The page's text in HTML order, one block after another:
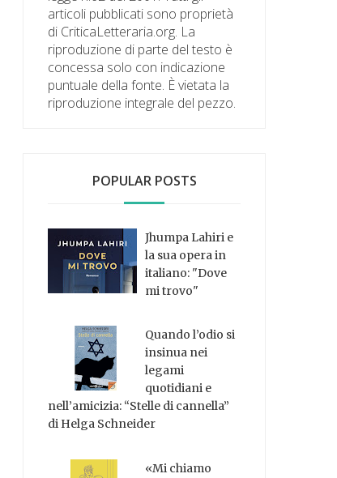
articoli pubblicati sono proprietà
di CriticaLetteraria.org. La
riproduzione di parte del testo è
concessa solo con indicazione
puntuale della fonte. È vietata la
riproduzione integrale del pezzo.
POPULAR POSTS
Jhumpa Lahiri e
la sua opera in
italiano: "Dove
mi trovo"
Quando l’odio si
insinua nei
legami
quotidiani e
nell’amicizia: “Stelle di cannella”
di Helga Schneider
«Mi chiamo